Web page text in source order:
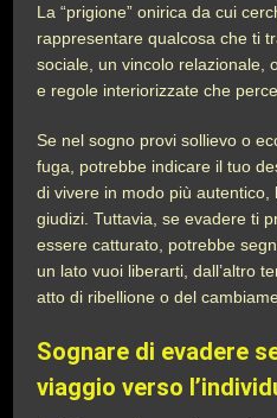
La “prigione” onirica da cui
rappresentare qualcosa che ti
sociale, un vincolo relazionale,
e regole interiorizzate che
Se nel sogno provi sollievo o
fuga, potrebbe indicare il tuo
di vivere in modo più
giudizi. Tuttavia, se evadere ti
essere catturato, potrebbe
un lato vuoi liberarti, dall’altro
atto di ribellione o del
Sognare di evadere
viaggio verso